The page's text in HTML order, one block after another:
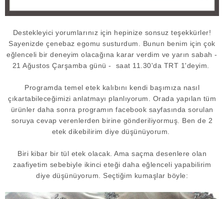
Destekleyici yorumlarınız için hepinize sonsuz teşekkürler!
Sayenizde çenebaz egomu susturdum. Bunun benim için çok
eğlenceli bir deneyim olacağına karar verdim ve yarın sabah -
21 Ağustos Çarşamba günü - saat 11.30'da TRT 1'deyim.
Programda temel etek kalıbını kendi başımıza nasıl
çıkartabileceğimizi anlatmayı planlıyorum. Orada yapılan tüm
ürünler daha sonra programın facebook sayfasında sorulan
soruya cevap verenlerden birine gönderiliyormuş. Ben de 2
etek dikebilirim diye düşünüyorum.
Biri kibar bir tül etek olacak. Ama saçma desenlere olan
zaafiyetim sebebiyle ikinci eteği daha eğlenceli yapabilirim
diye düşünüyorum. Seçtiğim kumaşlar böyle: